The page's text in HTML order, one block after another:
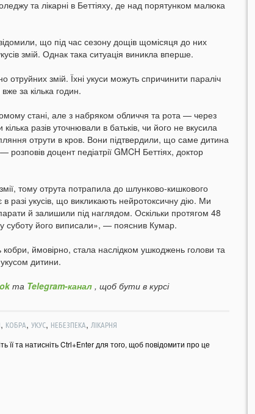
та лікарні в Беттіяху, де над порятунком малюка
що під час сезону дощів щомісяця до них
змій. Однак така ситуація виникла вперше.
отруйних змій. Їхні укуси можуть спричинити параліч
за кілька годин.
стані, але з набряком обличчя та рота — через
разів уточнювали в батьків, чи його не вкусила
отрути в кров. Вони підтвердили, що саме дитина
доцент педіатрії GMCH Беттіях, доктор
тому отрута потрапила до шлунково-кишкового
разі укусів, що викликають нейротоксичну дію. Ми
й залишили під наглядом. Оскільки протягом 48
суботу його виписали», — пояснив Кумар.
ймовірно, стала наслідком ушкоджень голови та
дитини.
та Telegram-канал , щоб бути в курсі
, КОБРА, УКУС, НЕБЕЗПЕКА, ЛІКАРНЯ
її та натисніть Ctrl+Enter для того, щоб повідомити про це